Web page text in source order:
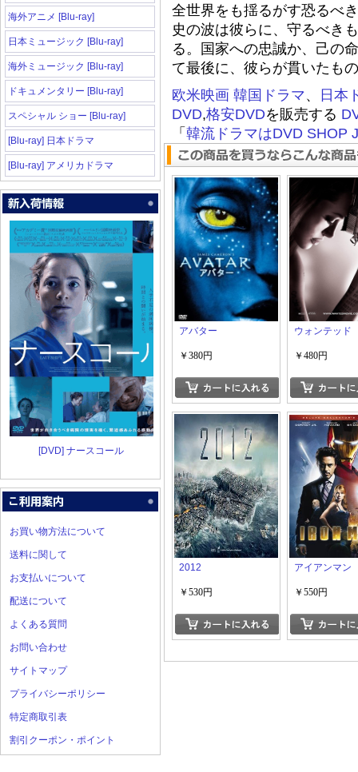
海外アニメ [Blu-ray]
日本ミュージック [Blu-ray]
海外ミュージック [Blu-ray]
ドキュメンタリー [Blu-ray]
スペシャル ショー [Blu-ray]
[Blu-ray] 日本ドラマ
[Blu-ray] アメリカドラマ
[DVD] ナースコール
お買い物方法について
送料に関して
お支払いについて
配送について
よくある質問
お問い合わせ
サイトマップ
プライバシーポリシー
特定商取引表
割引クーポン・ポイント
全世界をも揺るがす恐るべ
史の波は彼らに、守るべき
る。国家への忠誠か、己の
て最後に、彼らが貫いたも
欧米映画 韓国ドラマ、
日本
DVD,格安DVDを販売する
「 韓流ドラマはDVD SHOP
アバター
￥380円
ウォンテッド
￥480円
2012
￥530円
アイアンマン
￥550円